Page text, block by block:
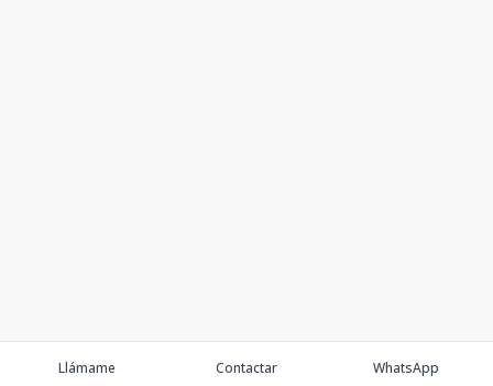
Llámame Contactar WhatsApp